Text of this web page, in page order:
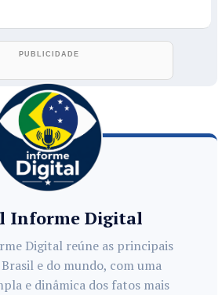
Informe Digital
Digital reúne as principais
e do mundo, com uma
e dinâmica dos fatos mais